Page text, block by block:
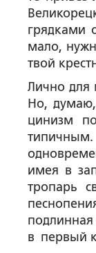
грядками
мало,
твой
Лично для
Но,
цинизм
имея в
тропарь
в первый